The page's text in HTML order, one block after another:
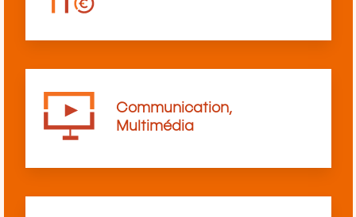
Communication,
Multimédia